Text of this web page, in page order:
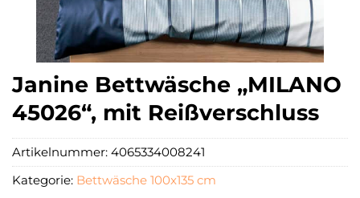
Janine Bettwäsche „MILANO
45026“, mit Reißverschluss
Artikelnummer: 4065334008241
Kategorie: Bettwäsche 100x135 cm